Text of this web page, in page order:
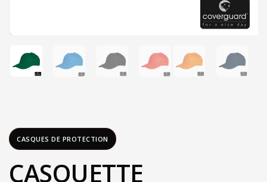
CASQUES DE PROTECTION
CASQUETTE